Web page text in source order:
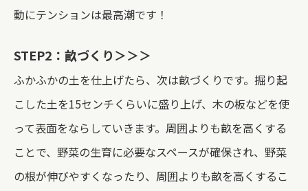
動にテンションは最高潮です！
STEP2 ：畝づくり＞＞＞
ふかふかの土を仕上げたら、次は畝づくりです。掘り起
こした土を15センチくらいに盛り上げ、木の板などを使
って表面をならしていきます。周囲よりも畝を高くする
ことで、野菜の生育に必要なスペースが確保され、野菜
の根が伸びやすくなったり、周囲よりも畝を高くするこ